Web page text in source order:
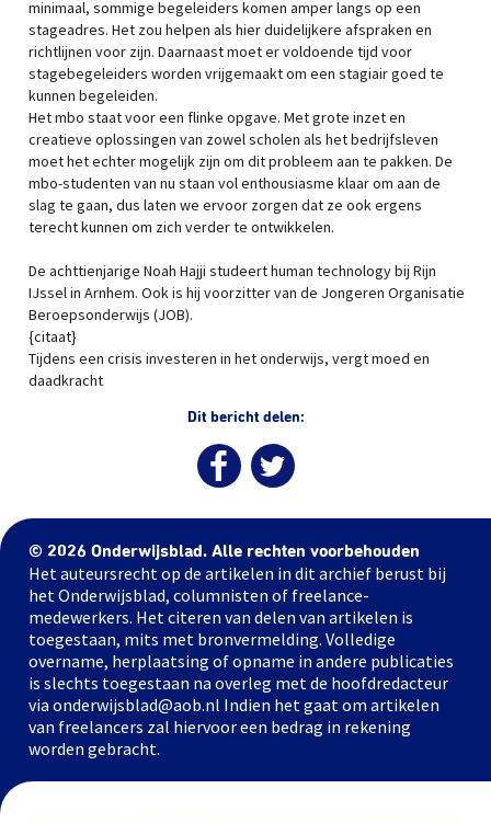
minimaal, sommige begeleiders komen amper langs op een
stageadres. Het zou helpen als hier duidelijkere afspraken en
richtlijnen voor zijn. Daarnaast moet er voldoende tijd voor
stagebegeleiders worden vrijgemaakt om een stagiair goed te
kunnen begeleiden.
Het mbo staat voor een flinke opgave. Met grote inzet en
creatieve oplossingen van zowel scholen als het bedrijfsleven
moet het echter mogelijk zijn om dit probleem aan te pakken. De
mbo-studenten van nu staan vol enthousiasme klaar om aan de
slag te gaan, dus laten we ervoor zorgen dat ze ook ergens
terecht kunnen om zich verder te ontwikkelen.
De achttienjarige Noah Hajji studeert human technology bij Rijn
IJssel in Arnhem. Ook is hij voorzitter van de Jongeren Organisatie
Beroepsonderwijs (JOB).
{citaat}
Tijdens een crisis investeren in het onderwijs, vergt moed en
daadkracht
Dit bericht delen:
© 2026 Onderwijsblad. Alle rechten voorbehouden
Het auteursrecht op de artikelen in dit archief berust bij
het Onderwijsblad, columnisten of freelance-
medewerkers. Het citeren van delen van artikelen is
toegestaan, mits met bronvermelding. Volledige
overname, herplaatsing of opname in andere publicaties
is slechts toegestaan na overleg met de hoofdredacteur
via onderwijsblad@aob.nl Indien het gaat om artikelen
van freelancers zal hiervoor een bedrag in rekening
worden gebracht.